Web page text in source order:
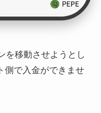
を移動させようとし
側で入金ができませ